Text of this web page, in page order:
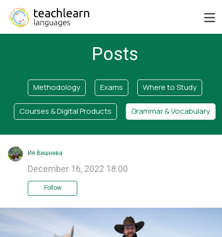
Posts
Methodology Exams Where to Study
Courses & Digital Products Grammar & Vocabulary
Ия Вишнева
December 16, 2022 18:00
Follow